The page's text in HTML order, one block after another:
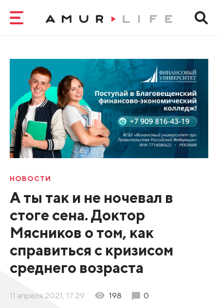
НОВОСТИ
А ты так и не ночевал в
стоге сена. Доктор
Мясников о том, как
справиться с кризисом
среднего возраста
11 апреля 2021, 17:29 198 0